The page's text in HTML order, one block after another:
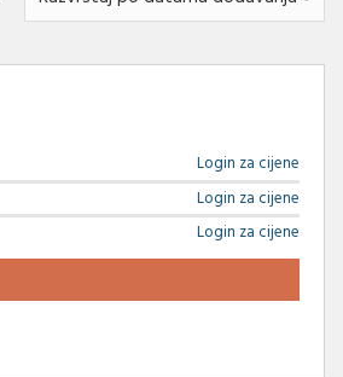
Login za cijene
Login za cijene
Login za cijene